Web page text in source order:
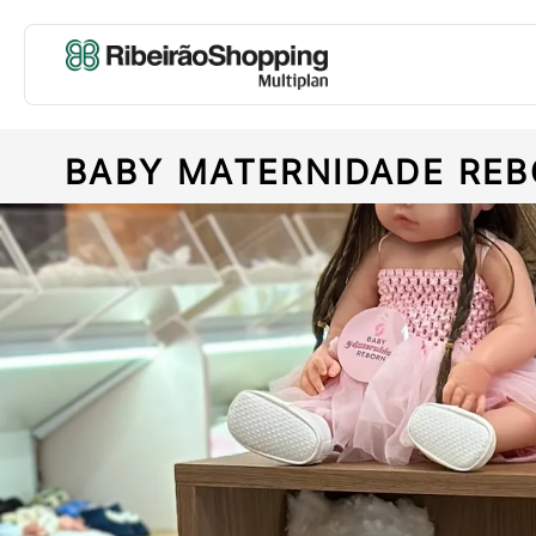
BABY MATERNIDADE